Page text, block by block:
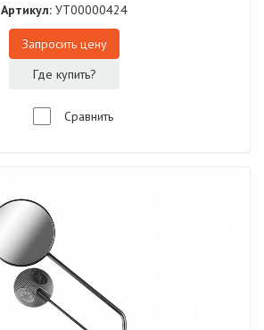
Артикул: УТ00000424
Запросить цену
Где купить?
Сравнить